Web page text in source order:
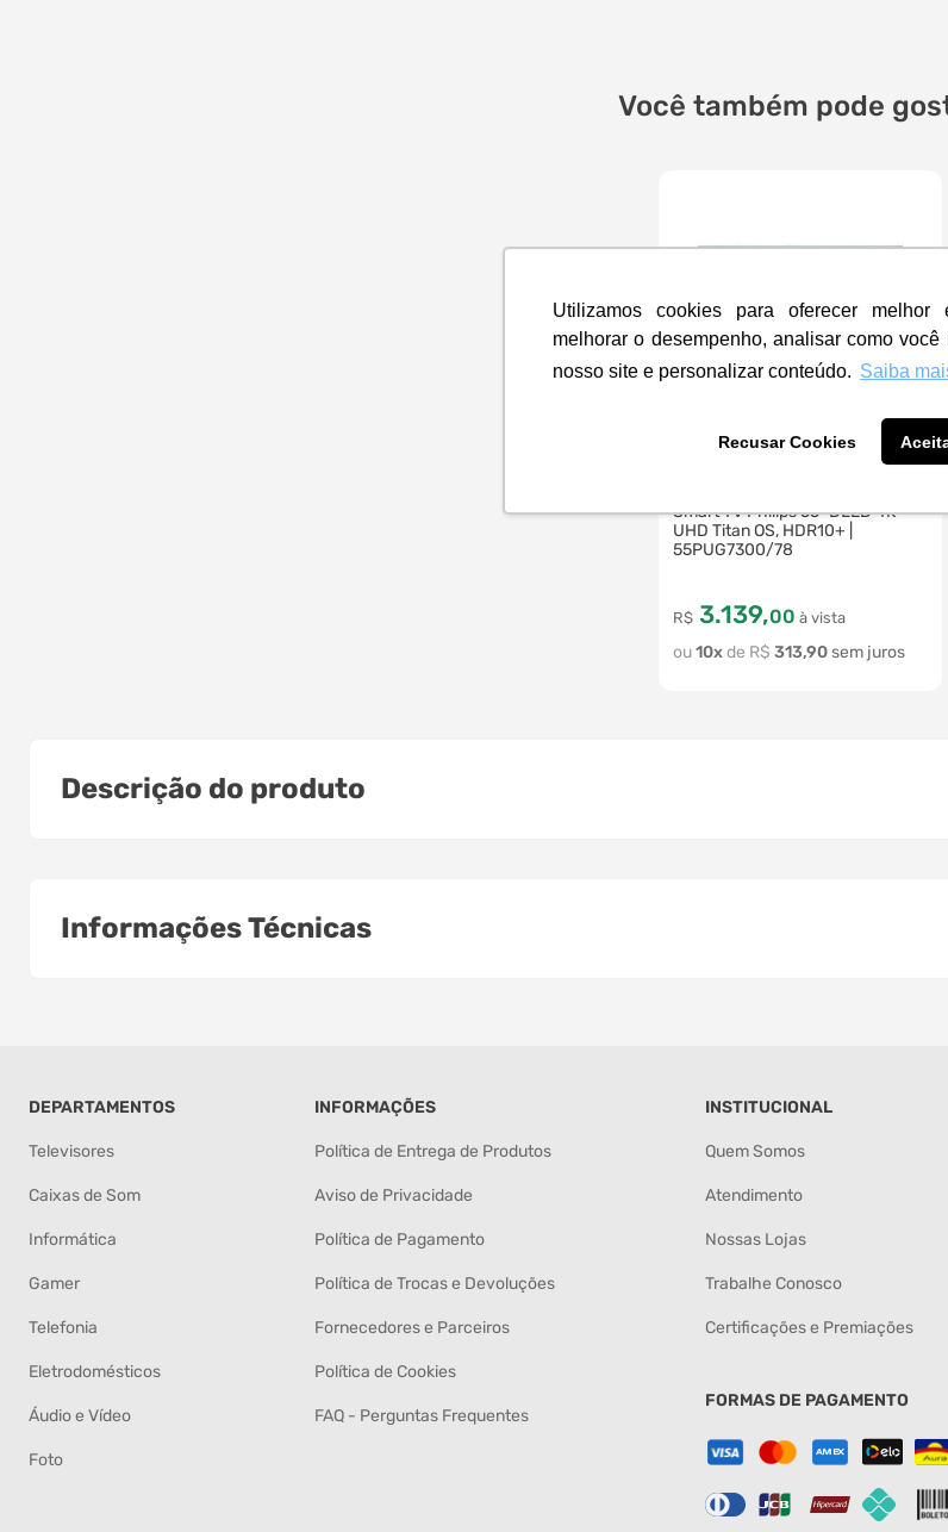
Utilizamos cookies para oferecer melhor
melhorar o desempenho, analisar como você
nosso site e personalizar conteúdo. Saiba
Recusar Cookies
Você também pode
61461-109496
Smart TV Philips 55" DLED 4K
UHD Titan OS, HDR10+ |
55PUG7300/78
R$ 3.139,00 à vista
10 R$ 313,90
Descrição do produto
Informações Técnicas
DEPARTAMENTOS
Televisores
Caixas de Som
Informática
Gamer
Telefonia
Eletrodomésticos
Áudio e Vídeo
Foto
INFORMAÇÕES
Política de Entrega de Produtos
Aviso de Privacidade
Política de Pagamento
Política de Trocas e Devoluções
Fornecedores e Parceiros
Política de Cookies
FAQ - Perguntas Frequentes
INSTITUCIONAL
Quem Somos
Atendimento
Nossas Lojas
Trabalhe Conosco
Certificações e Premiações
FORMAS DE PAGAMENTO